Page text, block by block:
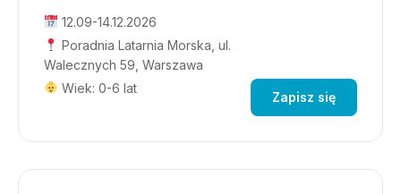
12.09-14.12.2026
Poradnia Latarnia Morska, ul.
Walecznych 59, Warszawa
Wiek: 0-6 lat
Zapisz się